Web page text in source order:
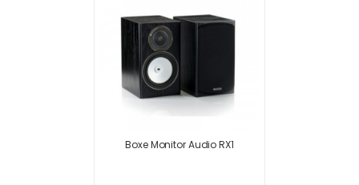
Boxe Monitor Audio RX1